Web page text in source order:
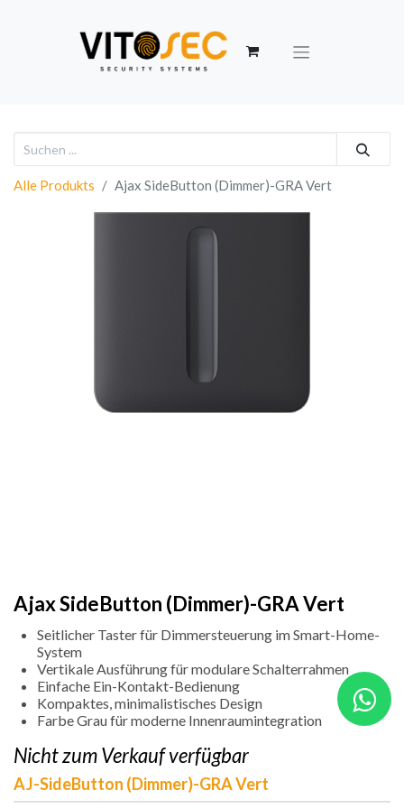
Alle Produkts Ajax SideButton (Dimmer)-GRA Vert
Ajax SideButton (Dimmer)-GRA Vert
Seitlicher Taster für Dimmersteuerung im Smart-Home-
System
Vertikale Ausführung für modulare Schalterrahmen
Einfache Ein-Kontakt-Bedienung
Kompaktes, minimalistisches Design
Farbe Grau für moderne Innenraumintegration
Nicht zum Verkauf verfügbar
AJ-SideButton (Dimmer)-GRA Vert